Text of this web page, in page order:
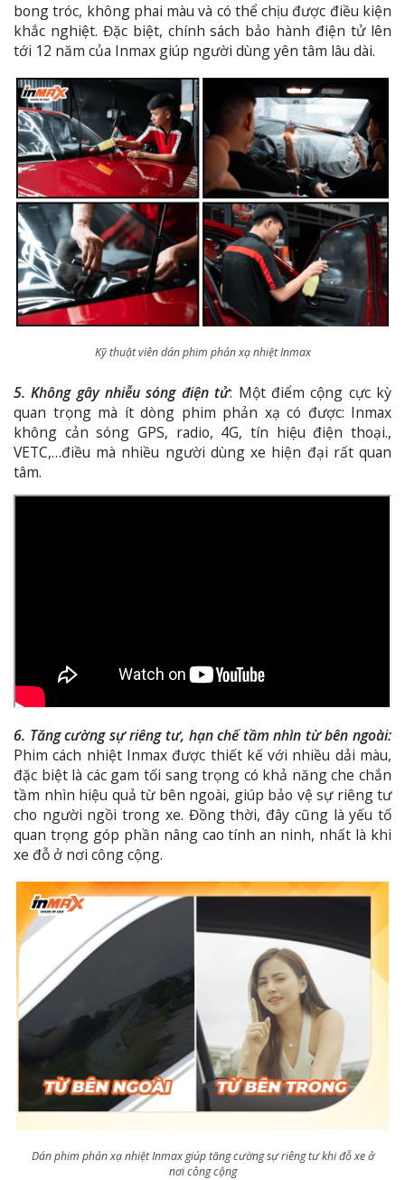
bong tróc, không phai màu và có thể chịu được điều kiện
khắc nghiệt. Đặc biệt, chính sách bảo hành điện tử lên
tới 12 năm của Inmax giúp người dùng yên tâm lâu dài.
Kỹ thuật viên dán phim phản xạ nhiệt Inmax
5. Không gây nhiễu sóng điện tử: Một điểm cộng cực kỳ
quan trọng mà ít dòng phim phản xạ có được: Inmax
không cản sóng GPS, radio, 4G, tín hiệu điện thoại.,
VETC,…điều mà nhiều người dùng xe hiện đại rất quan
tâm.
6. Tăng cường sự riêng tư, hạn chế tầm nhìn từ bên ngoài:
Phim cách nhiệt Inmax được thiết kế với nhiều dải màu,
đặc biệt là các gam tối sang trọng có khả năng che chắn
tầm nhìn hiệu quả từ bên ngoài, giúp bảo vệ sự riêng tư
cho người ngồi trong xe. Đồng thời, đây cũng là yếu tố
quan trọng góp phần nâng cao tính an ninh, nhất là khi
xe đỗ ở nơi công cộng.
Dán phim phản xạ nhiệt Inmax giúp tăng cường sự riêng tư khi đỗ xe ở
nơi công cộng